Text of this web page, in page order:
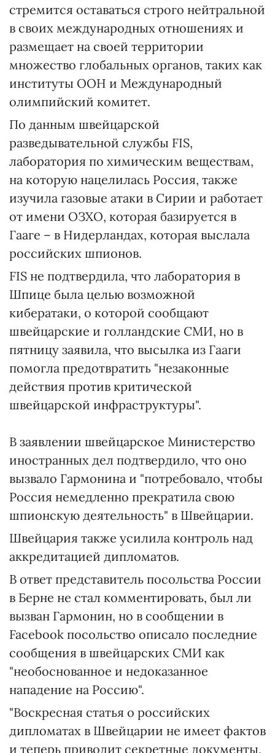
стремится оставаться строго нейтральной
в своих международных отношениях и
размещает на своей территории
множество глобальных органов, таких как
институты ООН и Международный
олимпийский комитет.
По данным швейцарской
разведывательной службы FIS,
лаборатория по химическим веществам,
на которую нацелилась Россия, также
изучила газовые атаки в Сирии и работает
от имени ОЗХО, которая базируется в
Гааге – в Нидерландах, которая выслала
российских шпионов.
FIS не подтвердила, что лаборатория в
Шпице была целью возможной
кибератаки, о которой сообщают
швейцарские и голландские СМИ, но в
пятницу заявила, что высылка из Гааги
помогла предотвратить "незаконные
действия против критической
швейцарской инфраструктуры".
В заявлении швейцарское Министерство
иностранных дел подтвердило, что оно
вызвало Гармонина и "потребовало, чтобы
Россия немедленно прекратила свою
шпионскую деятельность" в Швейцарии.
Швейцария также усилила контроль над
аккредитацией дипломатов.
В ответ представитель посольства России
в Берне не стал комментировать, был ли
вызван Гармонин, но в сообщении в
Facebook посольство описало последние
сообщения в швейцарских СМИ как
"необоснованное и недоказанное
нападение на Россию".
"Воскресная статья о российских
дипломатах в Швейцарии не имеет фактов
и теперь приводит секретные документы,